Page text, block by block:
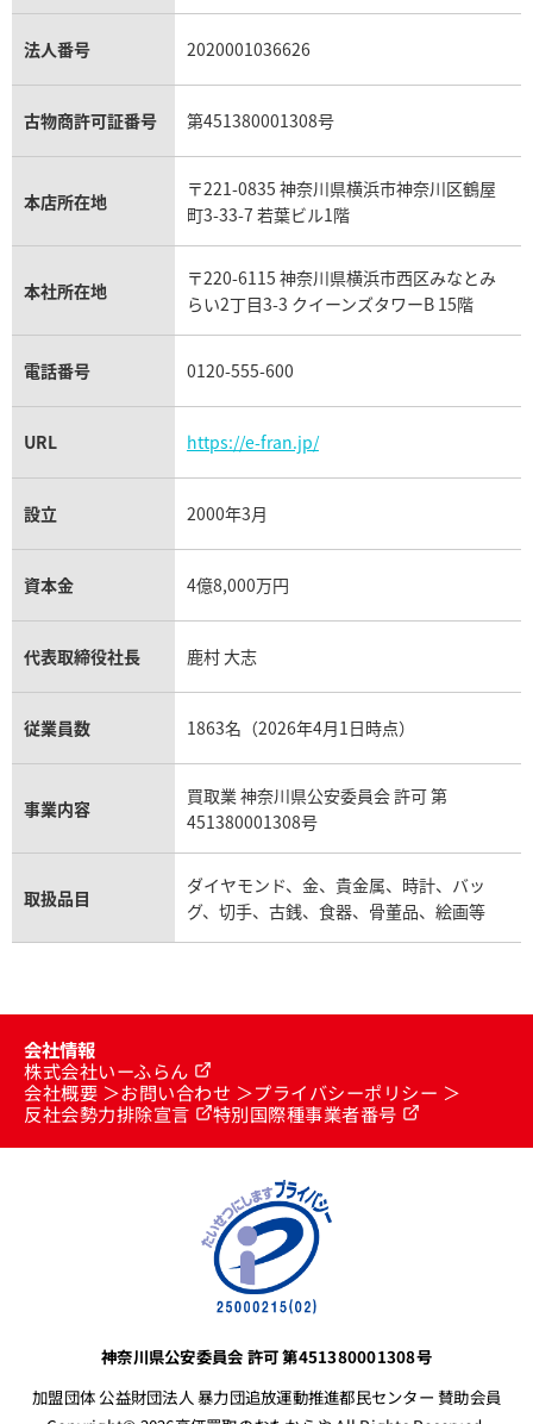
テレーション 1512.30
格
日時点の参考買取価格です
オメガ コンステレーション
参考買取価格
69,000
※2026年4月9日時点の参考買
銀・シルバー買取
パラジウム買取
キャッツアイ買取
アクアマリン買取
ヴァシュロン・コンスタンタン買取
オメガ買取
カルティエ買取
フランク ミュラー買取
リシャール・ミル買取
パネライ買取
チューダー（チュードル）買取
セリーヌ買取
プラダ買取
ダミアーニ買取
モーブッサン買取
法人番号 2020001036626
古物商許可証番号 第451380001308号
本店所在地
〒221-0835 神奈川県横浜市神奈川区鶴屋
町3-33-7 若葉ビル1階
本社所在地
〒220-6115 神奈川県横浜市西区みなとみ
らい2丁目3-3 クイーンズタワーB 15階
電話番号 0120-555-600
URL https://e-fran.jp/
設立 2000年3月
資本金 4億8,000万円
代表取締役社長 鹿村 大志
従業員数 1863名（2026年4月1日時点）
事業内容
買取業 神奈川県公安委員会 許可 第
451380001308号
取扱品目
ダイヤモンド、金、貴金属、時計、バッ
グ、切手、古銭、食器、骨董品、絵画等
会社情報
株式会社いーふらん
会社概要
お問い合わせ
プライバシーポリシー
反社会勢力排除宣言
特別国際種事業者番号
神奈川県公安委員会 許可 第451380001308号
加盟団体 公益財団法人 暴力団追放運動推進都民センター 賛助会員